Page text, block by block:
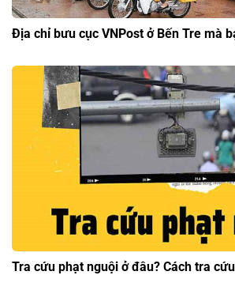
Địa chỉ bưu cục VNPost ở Bến Tre mà
Tra cứu phạt nguội ở đâu? Cách tra